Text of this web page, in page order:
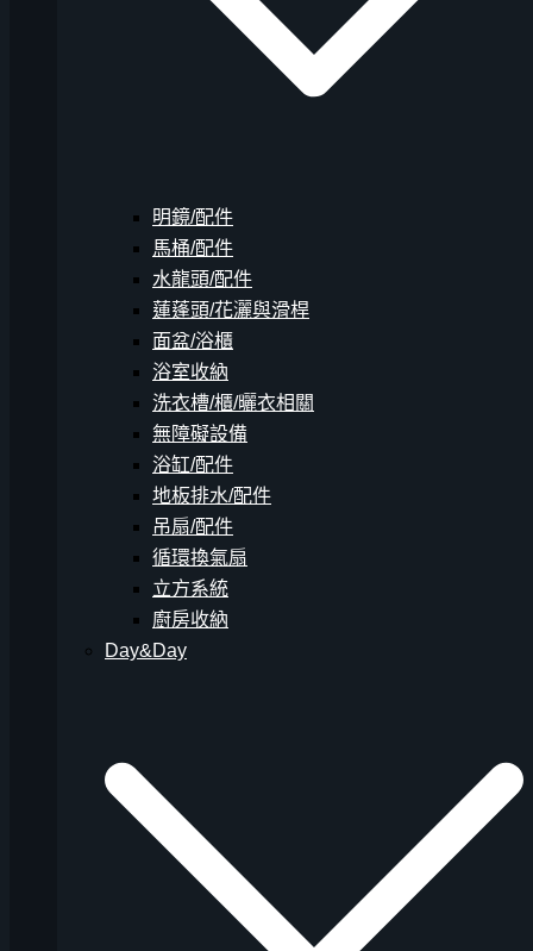
明鏡/配件
馬桶/配件
水龍頭/配件
蓮蓬頭/花灑與滑桿
面盆/浴櫃
浴室收納
洗衣槽/櫃/曬衣相關
無障礙設備
浴缸/配件
地板排水/配件
吊扇/配件
循環換氣扇
立方系統
廚房收納
Day&Day